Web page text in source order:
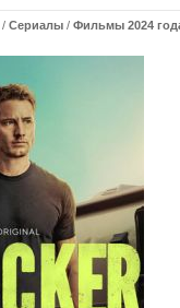
/ Сериалы / Фильмы 2024